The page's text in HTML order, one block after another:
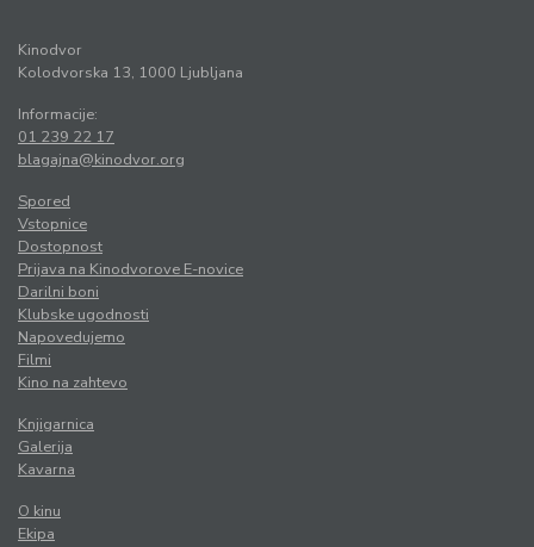
Kinodvor
Kolodvorska 13, 1000 Ljubljana
Informacije:
01 239 22 17
blagajna@kinodvor.org
Spored
Vstopnice
Dostopnost
Prijava na Kinodvorove E-novice
Darilni boni
Klubske ugodnosti
Napovedujemo
Filmi
Kino na zahtevo
Knjigarnica
Galerija
Kavarna
O kinu
Ekipa